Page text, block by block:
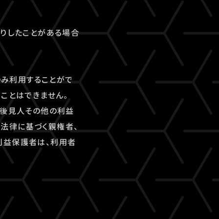
したことがある場合
利用することがで
とはできません。
見人その他の利益
律に基づく親権者、
保護者は、利用者